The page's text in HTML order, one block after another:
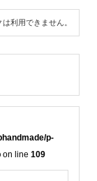
は利用できません。
p-
on line 109